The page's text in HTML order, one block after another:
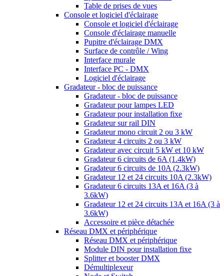
Table de prises de vues
Console et logiciel d'éclairage
Console et logiciel d'éclairage
Console d'éclairage manuelle
Pupitre d'éclairage DMX
Surface de contrôle / Wing
Interface murale
Interface PC - DMX
Logiciel d'éclairage
Gradateur - bloc de puissance
Gradateur - bloc de puissance
Gradateur pour lampes LED
Gradateur pour installation fixe
Gradateur sur rail DIN
Gradateur mono circuit 2 ou 3 kW
Gradateur 4 circuits 2 ou 3 kW
Gradateur avec circuit 5 kW et 10 kW
Gradateur 6 circuits de 6A (1.4kW)
Gradateur 6 circuits de 10A (2.3kW)
Gradateur 12 et 24 circuits 10A (2.3kW)
Gradateur 6 circuits 13A et 16A (3 à
3.6kW)
Gradateur 12 et 24 circuits 13A et 16A (3 à
3.6kW)
Accessoire et pièce détachée
Réseau DMX et périphérique
Réseau DMX et périphérique
Module DIN pour installation fixe
Splitter et booster DMX
Démultiplexeur